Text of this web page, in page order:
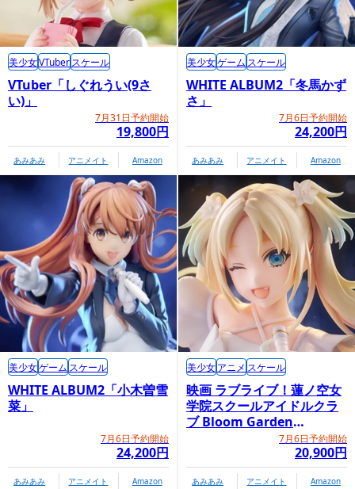
VTuber「しぐれうい(9さ
い)」
7月31日予約開始
19,800円
美少女VTuberスケール
あみあみ アニメイト Amazon
WHITE ALBUM2「冬馬かず
さ」
7月6日予約開始
24,200円
美少女ゲーム スケール
あみあみ アニメイト Amazon
WHITE ALBUM2「小木曽雪
菜」
7月6日予約開始
24,200円
美少女ゲーム スケール
あみあみ アニメイト Amazon
映画 ラブライブ！蓮ノ空女
学院スクールアイドルクラ
ブ Bloom Garden
Party「大沢瑠璃乃」7月6日予約開始
20,900円
美少女アニメ スケール
あみあみ アニメイト Amazon